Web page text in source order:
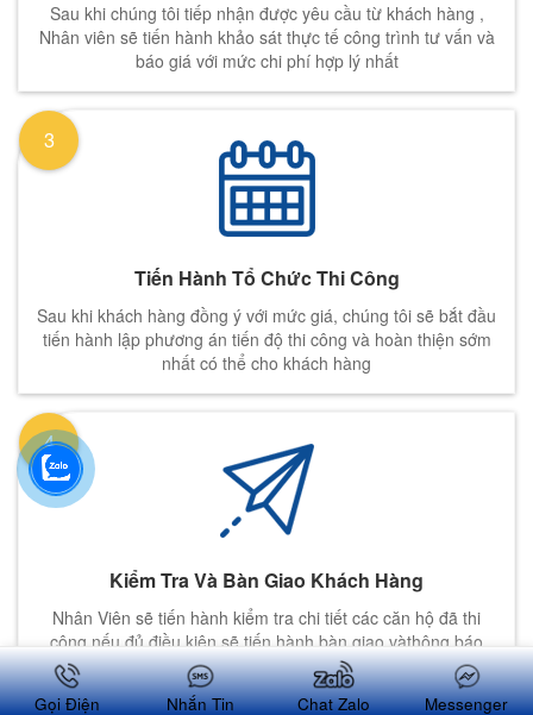
Sau khi chúng tôi tiếp nhận được yêu cầu từ khách hàng ,
Nhân viên sẽ tiến hành khảo sát thực tế công trình tư vấn và
báo giá với mức chi phí hợp lý nhất
Tiến Hành Tổ Chức Thi Công
Sau khi khách hàng đồng ý với mức giá, chúng tôi sẽ bắt đầu
tiến hành lập phương án tiến độ thi công và hoàn thiện sớm
nhất có thể cho khách hàng
3
Kiểm Tra Và Bàn Giao Khách Hàng
Nhân Viên sẽ tiến hành kiểm tra chi tiết các căn hộ đã thi
công nếu đủ điều kiện sẽ tiến hành bàn giao vàthông báo
cho khách hàng.
4
Gọi Điện Nhắn Tin Chat Zalo Messenger